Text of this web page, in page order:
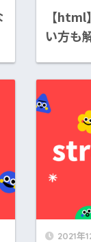
【
い方も
2021年